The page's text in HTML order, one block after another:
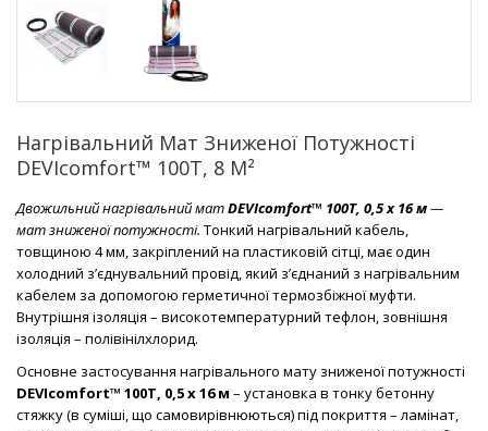
Нагрівальний Мат Зниженої Потужності
DEVIcomfort™ 100T, 8 М²
Двожильний нагрівальний матDEVIcomfort™ 100Т, 0,5 х 16 м—
мат зниженої потужності. Тонкий нагрівальний кабель,
товщиною 4 мм, закріплений на пластиковій сітці, має один
холодний з’єднувальний провід, який з’єднаний з нагрівальним
кабелем за допомогою герметичної термозбіжної муфти.
Внутрішня ізоляція – високотемпературний тефлон, зовнішня
ізоляція – полівінілхлорид.
Основне застосування нагрівального мату зниженої потужності
DEVIcomfort™ 100Т, 0,5 х 16 м – установка в тонку бетонну
стяжку (в суміші, що самовирівнюються) під покриття – ламінат,